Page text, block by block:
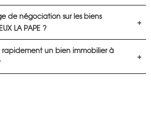
de négociation sur les biens
LA PAPE ?
un bien immobilier à